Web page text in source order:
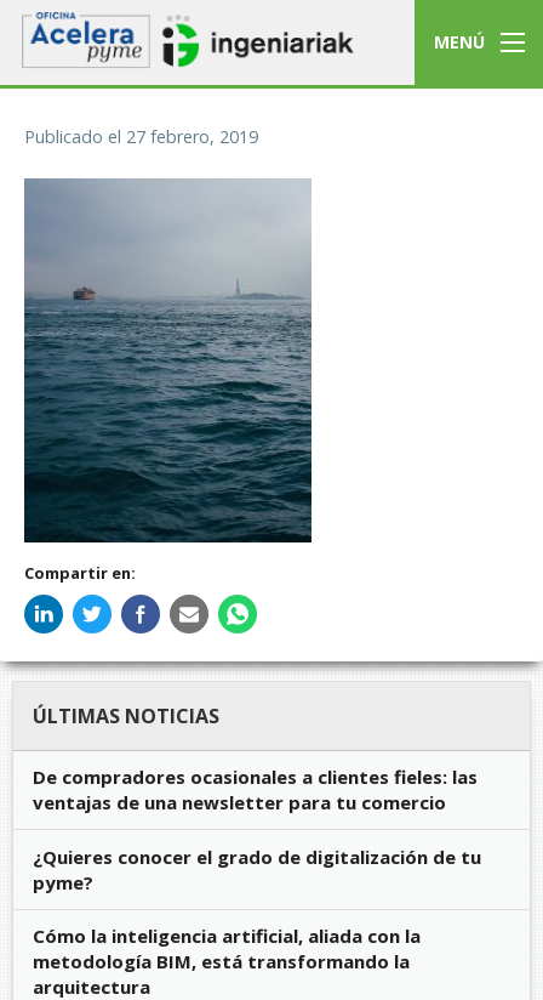
MENÚ
Publicado el 27 febrero, 2019
Compartir en:
ÚLTIMAS NOTICIAS
De compradores ocasionales a clientes fieles: las
ventajas de una newsletter para tu comercio
¿Quieres conocer el grado de digitalización de tu
pyme?
Cómo la inteligencia artificial, aliada con la
metodología BIM, está transformando la
arquitectura